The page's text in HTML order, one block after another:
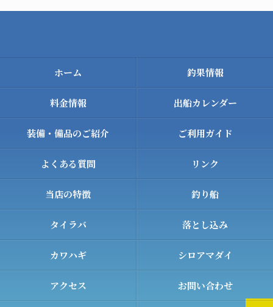
ホーム 釣果情報
料金情報 出船カレンダー
装備・備品のご紹介 ご利用ガイド
よくある質問 リンク
当店の特徴 釣り船
タイラバ 落とし込み
カワハギ シロアマダイ
アクセス お問い合わせ